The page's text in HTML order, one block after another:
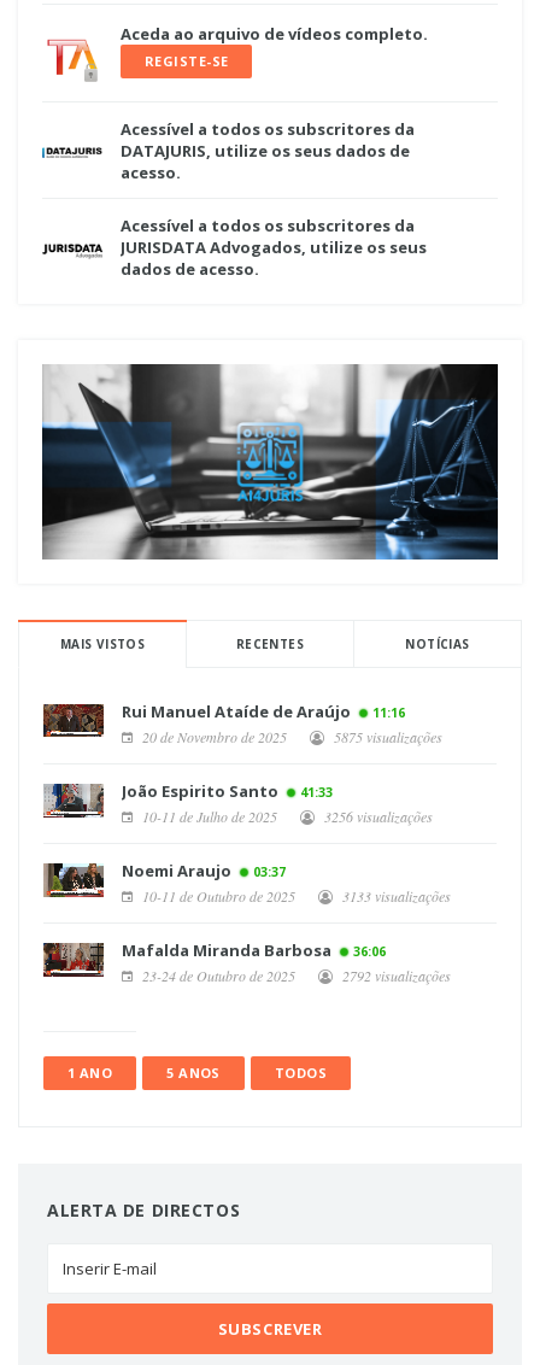
Aceda ao arquivo de vídeos completo.
REGISTE-SE
Acessível a todos os subscritores da
DATAJURIS, utilize os seus dados de
acesso.
Acessível a todos os subscritores da
JURISDATA Advogados, utilize os seus
dados de acesso.
MAIS VISTOS RECENTES NOTÍCIAS
Rui Manuel Ataíde de Araújo 11:16
20 de Novembro de 2025 5875 visualizações
João Espirito Santo 41:33
10-11 de Julho de 2025 3256 visualizações
Noemi Araujo 03:37
10-11 de Outubro de 2025 3133 visualizações
Mafalda Miranda Barbosa 36:06
23-24 de Outubro de 2025 2792 visualizações
1 ANO 5 ANOS TODOS
ALERTA DE DIRECTOS